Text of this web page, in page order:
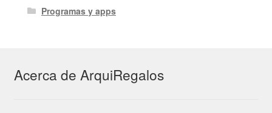
Programas y apps
Acerca de ArquiRegalos